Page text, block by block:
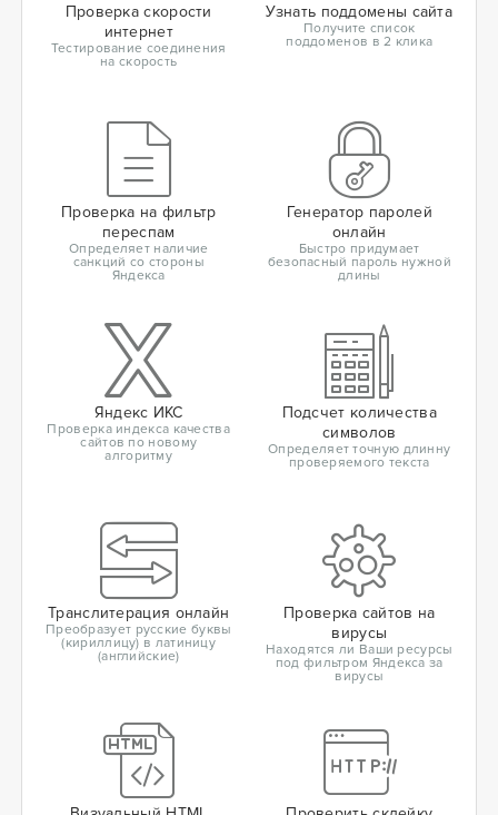
Проверка скорости
интернет
Тестирование соединения
на скорость
Узнать поддомены сайта
Получите список
поддоменов в 2 клика
Проверка на фильтр
переспам
Определяет наличие
санкций со стороны
Яндекса
Генератор паролей
онлайн
Быстро придумает
безопасный пароль нужной
длины
Яндекс ИКС
Проверка индекса качества
сайтов по новому
алгоритму
Подсчет количества
символов
Определяет точную длинну
проверяемого текста
Транслитерация онлайн
Преобразует русские буквы
(кириллицу) в латиницу
(английские)
Проверка сайтов на
вирусы
Находятся ли Ваши ресурсы
под фильтром Яндекса за
вирусы